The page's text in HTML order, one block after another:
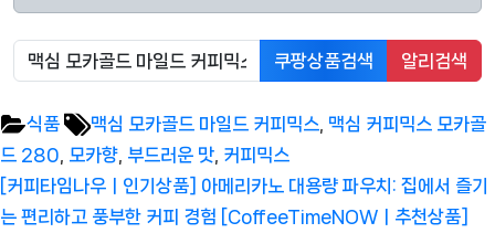
쿠팡상품검색 알리검색
식품 Tags:
맥심 모카골드 마일드 커피믹스 맥심 커피믹스 모카골
드 280 모카향 부드러운 맛 커피믹스
글
탐
Previous
Post:
[커피타임나우ㅣ인기상품] 아메리카노 대용량 파우치: 집에서 즐기
는 편리하고 풍부한 커피 경험 [CoffeeTimeNOWㅣ추천상품]